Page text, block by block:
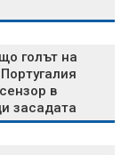
голът на
в
засадата